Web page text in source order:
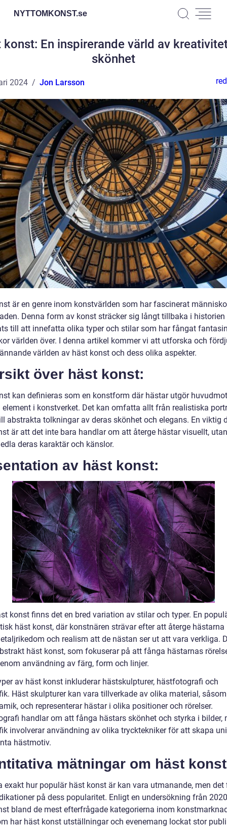
NYTTOMKONST.se
konst: En inspirerande värld av
skönhet
2024 Jon Larsson
är en genre inom konstvärlden som har fascinerat
Denna form av konst sträcker sig långt tillbaka i historien
till att innefatta olika typer och stilar som har fångat
världen över. I denna artikel kommer vi att utforska och
världen av häst konst och dess olika aspekter.
över häst konst:
kan definieras som en konstform där hästar utgör
element i konstverket. Det kan omfatta allt från realistiska
abstrakta tolkningar av deras skönhet och elegans. En viktig
är att det inte bara handlar om att återge hästar visuellt,
deras karaktär och känslor.
av häst konst:
konst finns det en bred variation av stilar och typer. En
häst konst, där konstnären strävar efter att återge hästarna
och realism att de nästan ser ut att vara verkliga.
häst konst, som fokuserar på att fånga hästarnas
användning av färg, form och linjer.
av häst konst inkluderar hästskulpturer, hästfotografi och
Häst skulpturer kan vara tillverkade av olika material,
och representerar hästar i olika positioner och rörelser.
handlar om att fånga hästars skönhet och styrka i bilder,
involverar användning av olika trycktekniker för att skapa
hästmotiv.
mätningar om häst
exakt hur populär häst konst är kan vara utmanande, men det
på dess popularitet. Enligt en undersökning från
bland de mest efterfrågade kategorierna inom
har häst konst utställningar och evenemang lockat stor